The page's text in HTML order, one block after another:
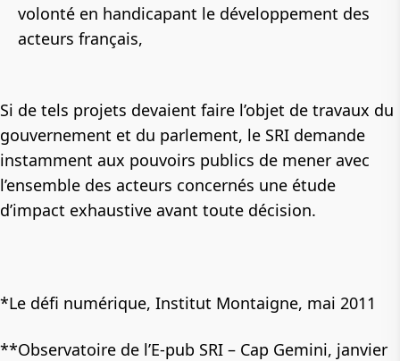
volonté en handicapant le développement des
acteurs français,
Si de tels projets devaient faire l’objet de travaux du
gouvernement et du parlement, le SRI demande
instamment aux pouvoirs publics de mener avec
l’ensemble des acteurs concernés une étude
d’impact exhaustive avant toute décision.
*Le défi numérique, Institut Montaigne, mai 2011
**Observatoire de l’E-pub SRI – Cap Gemini, janvier